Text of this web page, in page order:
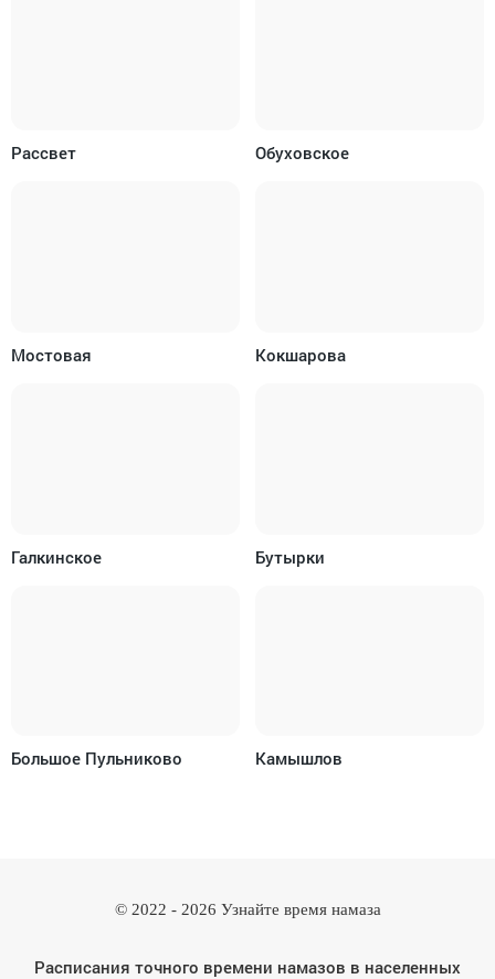
Рассвет Обуховское
Мостовая Кокшарова
Галкинское Бутырки
Большое Пульниково Камышлов
© 2022 - 2026 Узнайте время намаза
Расписания точного времени намазов в населенных